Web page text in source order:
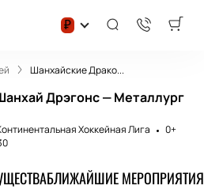
₽
Шанхайские Драко...
Дрэгонс — Металлург
Хоккейная Лига
0+
БЛИЖАЙШИЕ МЕРОПРИЯТИЯ